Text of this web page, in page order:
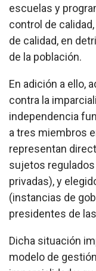
escuelas y
control de
de calidad, en
de la población.
En adición a ello,
contra la
independencia
a tres miembros
representan
sujetos
privadas), y
(instancias de
presidentes de
Dicha situación
modelo de